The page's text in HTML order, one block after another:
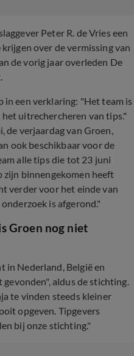
Peter R. de Vries een
over de vermissing van
de vorig jaar overleden De
in een verklaring: "Het team is
uitrechercheren van tips."
de verjaardag van Groen,
ook beschikbaar voor de
alle tips die tot 23 juni
zijn binnengekomen heeft
verder voor het einde van
is afgerond."
Groen nog niet
in Nederland, België en
aldus de stichting.
te vinden steeds kleiner
opgeven. Tipgevers
bij onze stichting."